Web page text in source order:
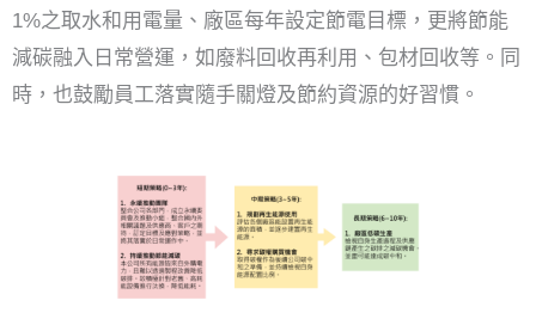
1%之取水和用電量、廠區每年設定節電目標，更將節能
減碳融入日常營運，如廢料回收再利用、包材回收等。同
時，也鼓勵員工落實隨手關燈及節約資源的好習慣。